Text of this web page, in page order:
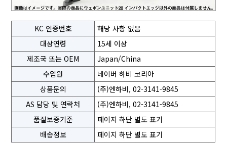
KC 인증번호
해당 사항 없음
대상연령
15세 이상
제조국 또는 OEM
Japan/China
수입원
네이버 하비 코리아
상품문의
(주)엔하비, 02-3141-9845
AS 담당 및 연락처
(주)엔하비, 02-3141-9845
품질보증기준
페이지 하단 별도 표기
배송정보
페이지 하단 별도 표기